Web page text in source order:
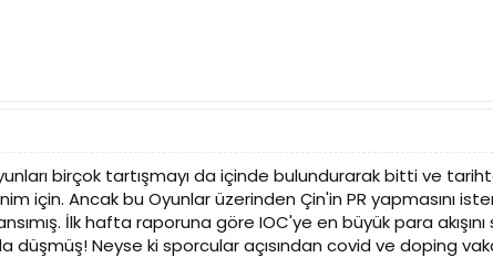
birçok tartışmayı da içinde bulundurarak bitti ve
için. Ancak bu Oyunlar üzerinden Çin'in PR yapmasını
İlk hafta raporuna göre IOC'ye en büyük para akışını
düşmüş! Neyse ki sporcular açısından covid ve doping